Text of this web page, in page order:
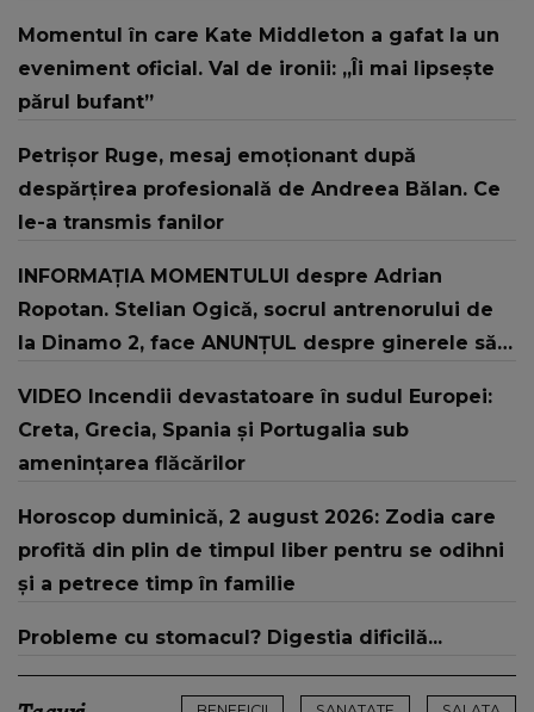
Momentul în care Kate Middleton a gafat la un
eveniment oficial. Val de ironii: „Îi mai lipsește
părul bufant”
Petrișor Ruge, mesaj emoționant după
despărțirea profesională de Andreea Bălan. Ce
le-a transmis fanilor
INFORMAȚIA MOMENTULUI despre Adrian
Ropotan. Stelian Ogică, socrul antrenorului de
la Dinamo 2, face ANUNȚUL despre ginerele său:
VIDEO Incendii devastatoare în sudul Europei:
Creta, Grecia, Spania și Portugalia sub
amenințarea flăcărilor
Horoscop duminică, 2 august 2026: Zodia care
profită din plin de timpul liber pentru se odihni
și a petrece timp în familie
Probleme cu stomacul? Digestia dificilă...